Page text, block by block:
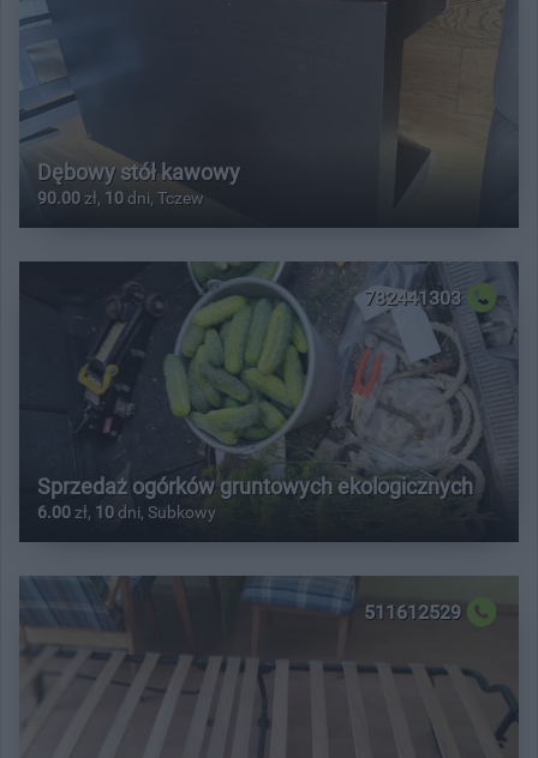
Dębowy stół kawowy
90.00 zł, 10 dni, Tczew
782441303
Sprzedaż ogórków gruntowych ekologicznych
6.00 zł, 10 dni, Subkowy
511612529